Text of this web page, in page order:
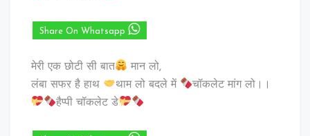
Share On Whatsapp
मेरी एक छोटी सी बात
मान लो,
लंबा सफर है हाथ
थाम लो बदले में
चॉकलेट मांग लो।।
हैप्पी चॉकलेट डे